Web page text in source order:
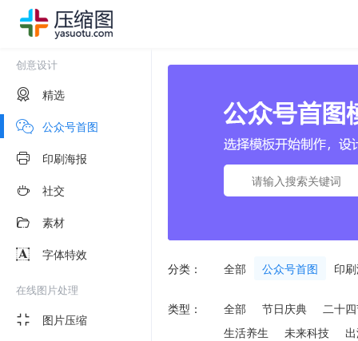
创意设计
精选
公众号首图
印刷海报
社交
素材
字体特效
在线图片处理
图片压缩
分类： 全部 公众号首图 印
类型： 全部 节日庆典
二十
生活养生
未来科技